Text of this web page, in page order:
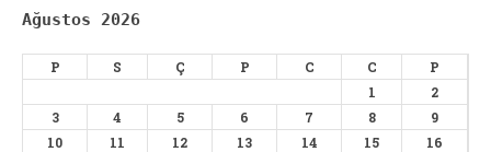
Ağustos 2026
P S Ç P C C
P
1
2
3
4 5 6 7 8
9
10
11 12 13 14 15
16